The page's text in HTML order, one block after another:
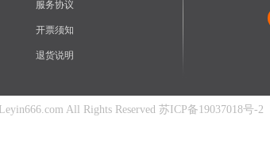
服务协议
开票须知
退货说明
All Rights Reserved 苏ICP备19037018号-2